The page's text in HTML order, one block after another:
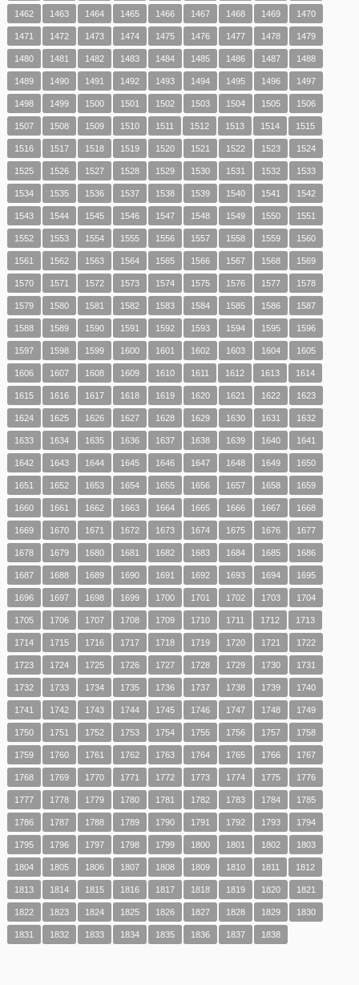
1462 1463 1464 1465 1466 1467 1468 1469 1470
1471 1472 1473 1474 1475 1476 1477 1478 1479
1480 1481 1482 1483 1484 1485 1486 1487 1488
1489 1490 1491 1492 1493 1494 1495 1496 1497
1498 1499 1500 1501 1502 1503 1504 1505 1506
1507 1508 1509 1510 1511 1512 1513 1514 1515
1516 1517 1518 1519 1520 1521 1522 1523 1524
1525 1526 1527 1528 1529 1530 1531 1532 1533
1534 1535 1536 1537 1538 1539 1540 1541 1542
1543 1544 1545 1546 1547 1548 1549 1550 1551
1552 1553 1554 1555 1556 1557 1558 1559 1560
1561 1562 1563 1564 1565 1566 1567 1568 1569
1570 1571 1572 1573 1574 1575 1576 1577 1578
1579 1580 1581 1582 1583 1584 1585 1586 1587
1588 1589 1590 1591 1592 1593 1594 1595 1596
1597 1598 1599 1600 1601 1602 1603 1604 1605
1606 1607 1608 1609 1610 1611 1612 1613 1614
1615 1616 1617 1618 1619 1620 1621 1622 1623
1624 1625 1626 1627 1628 1629 1630 1631 1632
1633 1634 1635 1636 1637 1638 1639 1640 1641
1642 1643 1644 1645 1646 1647 1648 1649 1650
1651 1652 1653 1654 1655 1656 1657 1658 1659
1660 1661 1662 1663 1664 1665 1666 1667 1668
1669 1670 1671 1672 1673 1674 1675 1676 1677
1678 1679 1680 1681 1682 1683 1684 1685 1686
1687 1688 1689 1690 1691 1692 1693 1694 1695
1696 1697 1698 1699 1700 1701 1702 1703 1704
1705 1706 1707 1708 1709 1710 1711 1712 1713
1714 1715 1716 1717 1718 1719 1720 1721 1722
1723 1724 1725 1726 1727 1728 1729 1730 1731
1732 1733 1734 1735 1736 1737 1738 1739 1740
1741 1742 1743 1744 1745 1746 1747 1748 1749
1750 1751 1752 1753 1754 1755 1756 1757 1758
1759 1760 1761 1762 1763 1764 1765 1766 1767
1768 1769 1770 1771 1772 1773 1774 1775 1776
1777 1778 1779 1780 1781 1782 1783 1784 1785
1786 1787 1788 1789 1790 1791 1792 1793 1794
1795 1796 1797 1798 1799 1800 1801 1802 1803
1804 1805 1806 1807 1808 1809 1810 1811 1812
1813 1814 1815 1816 1817 1818 1819 1820 1821
1822 1823 1824 1825 1826 1827 1828 1829 1830
1831 1832 1833 1834 1835 1836 1837 1838